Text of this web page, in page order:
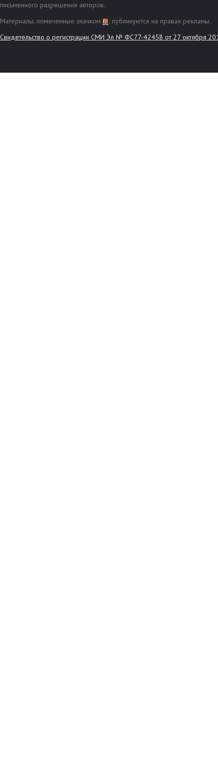
письменного разрешения авторов.
Материалы, помеченные значком
, публикуются на правах рекламы.
Свидетельство о регистрации СМИ Эл № ФС77-42458 от 27 октября